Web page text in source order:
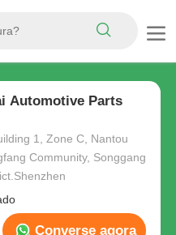
Automotive Parts
1, Zone C, Nantou
Community, Songgang
Converse agora